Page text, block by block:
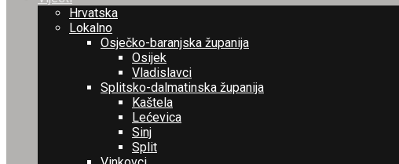
Hrvatska
Lokalno
Osječko-baranjska županija
Osijek
Vladislavci
Splitsko-dalmatinska županija
Kaštela
Lećevica
Sinj
Split